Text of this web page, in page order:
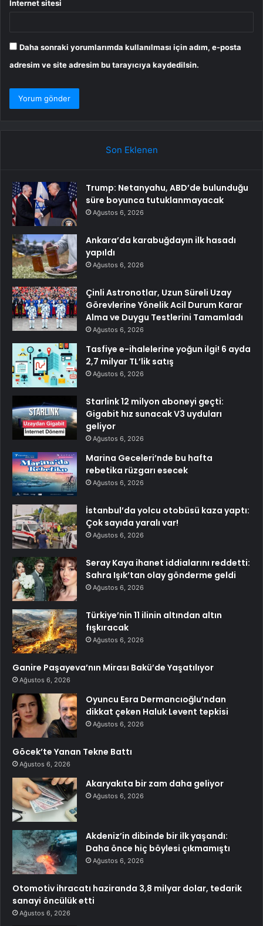
İnternet sitesi
Daha sonraki yorumlarımda kullanılması için adım, e-posta
adresim ve site adresim bu tarayıcıya kaydedilsin.
Son Eklenen
Trump: Netanyahu, ABD’de bulunduğu
süre boyunca tutuklanmayacak
Ağustos 6, 2026
Ankara’da karabuğdayın ilk hasadı
yapıldı
Ağustos 6, 2026
Çinli Astronotlar, Uzun Süreli Uzay
Görevlerine Yönelik Acil Durum Karar
Alma ve Duygu Testlerini Tamamladı
Ağustos 6, 2026
Tasfiye e-ihalelerine yoğun ilgi! 6 ayda
2,7 milyar TL’lik satış
Ağustos 6, 2026
Starlink 12 milyon aboneyi geçti:
Gigabit hız sunacak V3 uyduları
geliyor
Ağustos 6, 2026
Marina Geceleri’nde bu hafta
rebetika rüzgarı esecek
Ağustos 6, 2026
İstanbul’da yolcu otobüsü kaza yaptı:
Çok sayıda yaralı var!
Ağustos 6, 2026
Seray Kaya ihanet iddialarını reddetti:
Sahra Işık’tan olay gönderme geldi
Ağustos 6, 2026
Türkiye’nin 11 ilinin altından altın
fışkıracak
Ağustos 6, 2026
Ganire Paşayeva’nın Mirası Bakü’de Yaşatılıyor
Ağustos 6, 2026
Oyuncu Esra Dermancıoğlu’ndan
dikkat çeken Haluk Levent tepkisi
Ağustos 6, 2026
Göcek’te Yanan Tekne Battı
Ağustos 6, 2026
Akaryakıta bir zam daha geliyor
Ağustos 6, 2026
Akdeniz’in dibinde bir ilk yaşandı:
Daha önce hiç böylesi çıkmamıştı
Ağustos 6, 2026
Otomotiv ihracatı haziranda 3,8 milyar dolar, tedarik
sanayi öncülük etti
Ağustos 6, 2026